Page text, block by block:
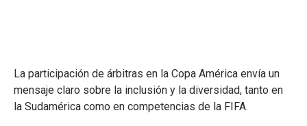
La participación de árbitras en la Copa América envía un
mensaje claro sobre la inclusión y la diversidad, tanto en
la Sudamérica como en competencias de la FIFA.